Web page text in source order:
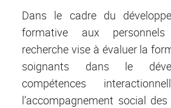
Dans le cadre du
formative aux
recherche vise à évaluer la
soignants dans le
compétences
l’accompagnement social